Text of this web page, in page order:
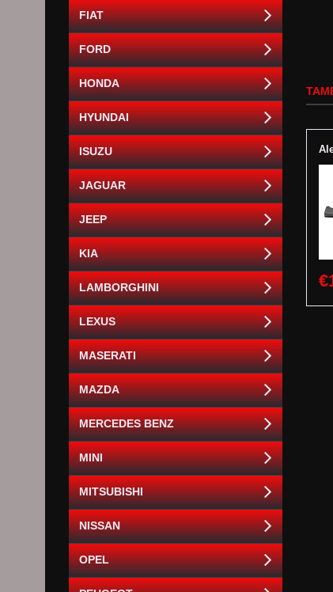
FIAT
FORD
HONDA
HYUNDAI
ISUZU
JAGUAR
JEEP
KIA
LAMBORGHINI
LEXUS
MASERATI
MAZDA
MERCEDES BENZ
MINI
MITSUBISHI
NISSAN
OPEL